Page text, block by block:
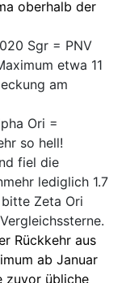
oberhalb der
Sgr = PNV
etwa 11
am
Ori =
so hell!
fiel die
lediglich 1.7
Zeta Ori
Rückkehr aus
ab Januar
zuvor übliche